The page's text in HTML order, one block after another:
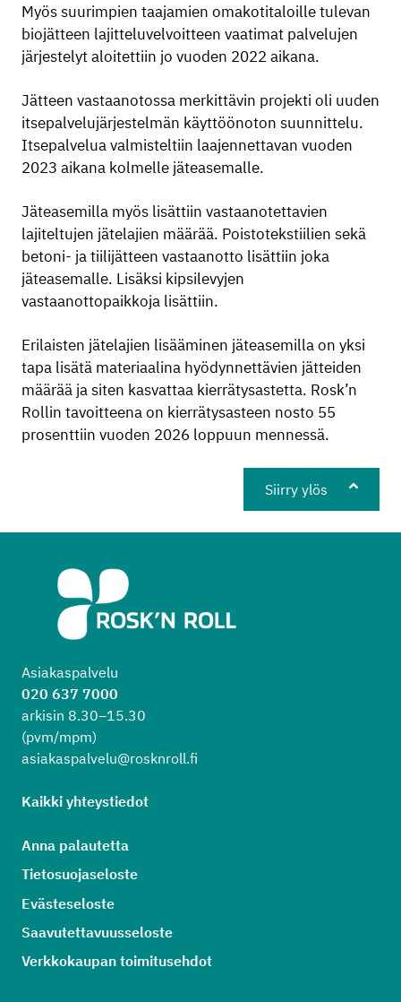
Myös suurimpien taajamien omakotitaloille tulevan
biojätteen lajitteluvelvoitteen vaatimat palvelujen
järjestelyt aloitettiin jo vuoden 2022 aikana.
Jätteen vastaanotossa merkittävin projekti oli uuden
itsepalvelujärjestelmän käyttöönoton suunnittelu.
Itsepalvelua valmisteltiin laajennettavan vuoden
2023 aikana kolmelle jäteasemalle.
Jäteasemilla myös lisättiin vastaanotettavien
lajiteltujen jätelajien määrää. Poistotekstiilien sekä
betoni- ja tiilijätteen vastaanotto lisättiin joka
jäteasemalle. Lisäksi kipsilevyjen
vastaanottopaikkoja lisättiin.
Erilaisten jätelajien lisääminen jäteasemilla on yksi
tapa lisätä materiaalina hyödynnettävien jätteiden
määrää ja siten kasvattaa kierrätysastetta. Rosk’n
Rollin tavoitteena on kierrätysasteen nosto 55
prosenttiin vuoden 2026 loppuun mennessä.
Siirry ylös
Asiakaspalvelu
020 637 7000
arkisin 8.30–15.30
(pvm/mpm)
asiakaspalvelu@rosknroll.fi
Kaikki yhteystiedot
Anna palautetta
Tietosuojaseloste
Evästeseloste
Saavutettavuusseloste
Verkkokaupan toimitusehdot